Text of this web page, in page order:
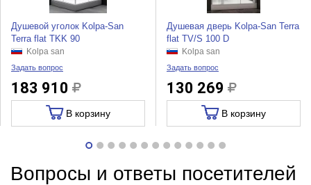
Душевой уголок Kolpa-San
Terra flat TKK 90
Kolpa san
Задать вопрос
183 910
В корзину
Душевая дверь Kolpa-San Terra
flat TV/S 100 D
Kolpa san
Задать вопрос
130 269
В корзину
Вопросы и ответы посетителей